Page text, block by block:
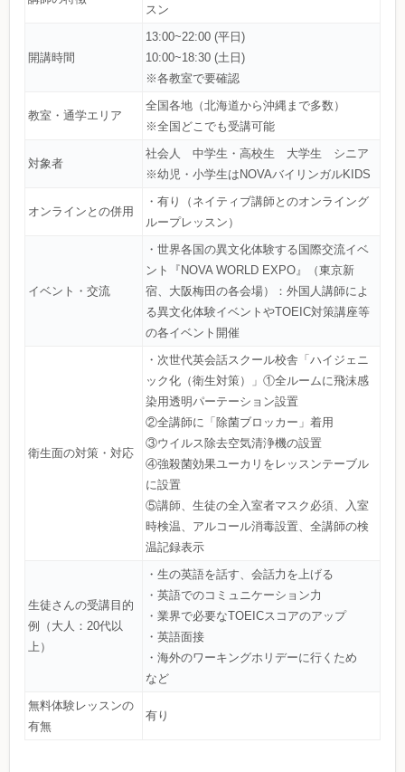
スン
開講時間
13:00~22:00 (平日)
10:00~18:30 (土日)
※各教室で要確認
教室・通学エリア
全国各地（北海道から沖縄まで多数）
※全国どこでも受講可能
対象者
社会人 中学生・高校生 大学生 シニア
※幼児・小学生はNOVAバイリンガルKIDS
オンラインとの併用
・有り（ネイティブ講師とのオンライング
ループレッスン）
イベント・交流
・世界各国の異文化体験する国際交流イベ
ント『NOVA WORLD EXPO』（東京新
宿、大阪梅田の各会場）：外国人講師によ
る異文化体験イベントやTOEIC対策講座等
の各イベント開催
衛生面の対策・対応
・次世代英会話スクール校舎「ハイジェニ
ック化（衛生対策）」①全ルームに飛沫感
染用透明パーテーション設置
②全講師に「除菌ブロッカー」着用
③ウイルス除去空気清浄機の設置
④強殺菌効果ユーカリをレッスンテーブル
に設置
⑤講師、生徒の全入室者マスク必須、入室
時検温、アルコール消毒設置、全講師の検
温記録表示
生徒さんの受講目的
例（大人：20代以
上）
・生の英語を話す、会話力を上げる
・英語でのコミュニケーション力
・業界で必要なTOEICスコアのアップ
・英語面接
・海外のワーキングホリデーに行くため
など
無料体験レッスンの
有無
有り